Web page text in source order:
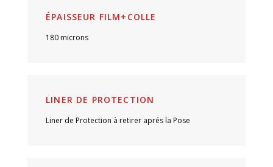
ÉPAISSEUR FILM+COLLE
180 microns
LINER DE PROTECTION
Liner de Protection à retirer aprés la Pose